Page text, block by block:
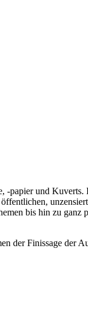
-papier und
bis hin zu ganz
der Finissage der